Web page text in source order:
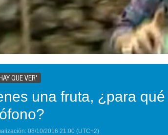
QUE VER'
una fruta, ¿para
08/10/2016 21:00 (UTC+2)